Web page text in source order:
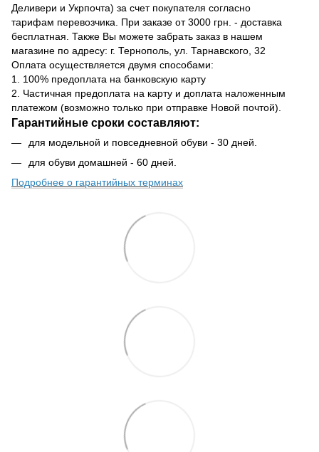
Деливери и Укрпочта) за счет покупателя согласно
тарифам перевозчика. При заказе от 3000 грн. - доставка
бесплатная. Также Вы можете забрать заказ в нашем
магазине по адресу: г. Тернополь, ул. Тарнавского, 32
Оплата осуществляется двумя способами:
1. 100% предоплата на банковскую карту
2. Частичная предоплата на карту и доплата наложенным
платежом (возможно только при отправке Новой почтой).
Гарантийные сроки составляют:
для модельной и повседневной обуви - 30 дней.
для обуви домашней - 60 дней.
Подробнее о гарантийных терминах